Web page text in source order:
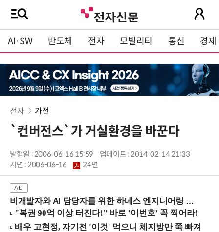
AI·SW 반도체 전자 모빌리티 통신 경제
전자 가전
`컨버전스`가 거실환경을 바꾼다
발행일 : 2006-06-16 15:59
업데이트 : 2014-02-14 21:33
지면 :2006-06-16 24면
비개발자와 AI 담당자를 위한 하네스 엔지니어링 입문과정 (8/20 신논현역)